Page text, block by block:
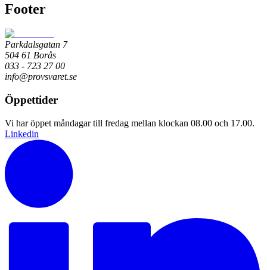
Footer
Parkdalsgatan 7
504 61 Borås
033 - 723 27 00
info@provsvaret.se
Öppettider
Vi har öppet måndagar till fredag mellan klockan 08.00 och 17.00.
Linkedin